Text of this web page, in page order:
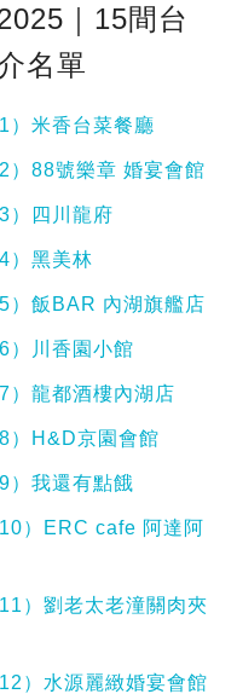
｜15間台
名單
）米香台菜餐廳
）88號樂章 婚宴會館
）四川龍府
）黑美林
）飯BAR 內湖旗艦店
）川香園小館
）龍都酒樓內湖店
）H&D京園會館
）我還有點餓
）ERC cafe 阿達阿
）劉老太老潼關肉夾
）水源麗緻婚宴會館